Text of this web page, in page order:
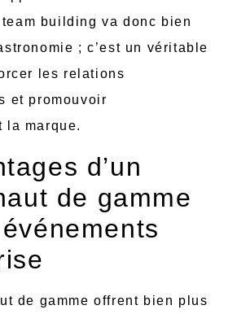
building va donc bien
; c’est un véritable
les relations
et promouvoir
la marque.
d’un
de gamme
de gamme offrent bien plus